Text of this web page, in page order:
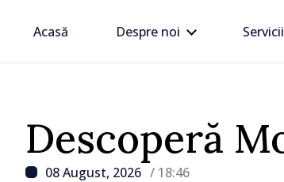
Acasă Despre noi Servicii
Descoperă
08 August, 2026 / 18:46